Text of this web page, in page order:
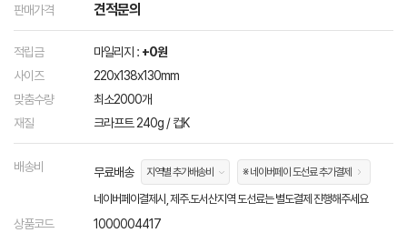
판매가격
견적문의
적립금 마일리지 : +0원
사이즈
220x138x130mm
맞춤수량
최소2000개
재질
크라프트 240g / 컵K
배송비 무료배송 지역별 추가배송비 ※ 네이버페이 도선료 추가결제
네이버페이결제시, 제주.도서산지역 도선료는 별도결제 진행해주세요
상품코드 1000004417